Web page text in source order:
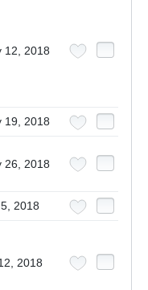
12, 2018
19, 2018
26, 2018
2018
2018